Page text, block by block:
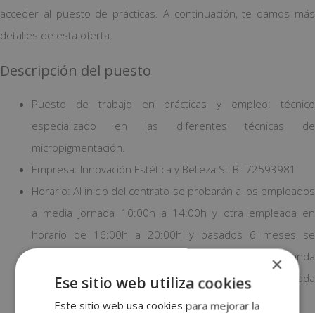
acceder al puesto de prácticas. A continuación, te damos más
detalles de esta oferta.
Descripción del puesto
Puesto de trabajo en prácticas y empleo: técnico
especializado en las diferentes técnicas de
micropigmentación.
Empresa: Innovación Estética y Belleza SL B- 72593981
Horario: Al inicio del contrato se probarán a los empleados
a media jornada 10:00h a 14:00h y otra empleada en
horario de 16:00h a 20:00h y pasados 6 meses se
ampliará a jornada completa. Si la agenda lo demanda
podrá ofrecérsele al empleado el cambio a jornada
completa antes de los seis meses indicados.
×
Ese sitio web utiliza cookies
Este sitio web usa cookies para mejorar la